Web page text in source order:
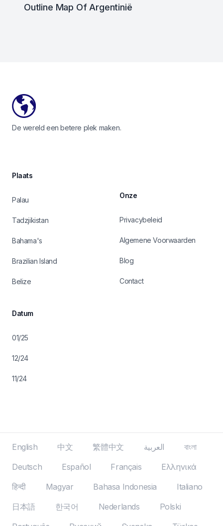
Outline Map Of Argentinië
De wereld een betere plek maken.
Plaats
Palau
Tadzjikistan
Bahama's
Brazilian Island
Belize
Datum
01/25
12/24
11/24
Onze
Privacybeleid
Algemene Voorwaarden
Blog
Contact
English 中文 繁體中文 العربية
বাংলা
Deutsch
Español Français
Ελληνικά
हिन्दी
Magyar Bahasa Indonesia
Italiano
日本語
한국어 Nederlands
Polski